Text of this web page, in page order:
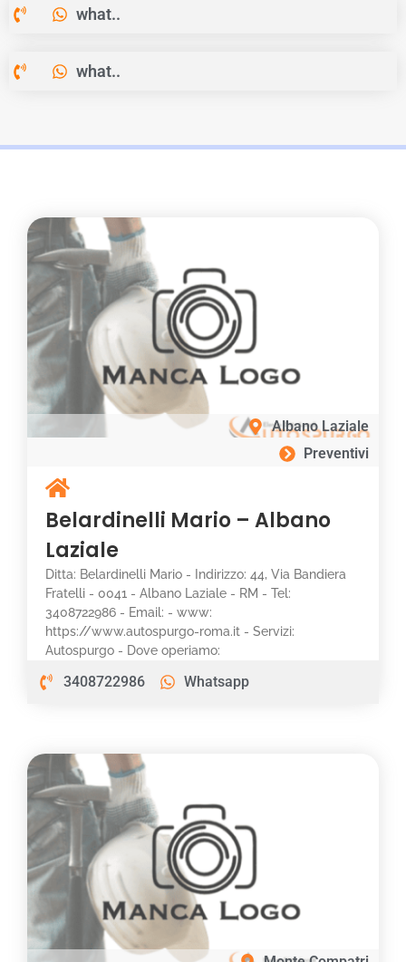
what..
what..
Albano Laziale
Preventivi
Belardinelli Mario – Albano
Laziale
Ditta: Belardinelli Mario - Indirizzo: 44, Via Bandiera
Fratelli - 0041 - Albano Laziale - RM - Tel:
3408722986 - Email: - www:
https://www.autospurgo-roma.it - Servizi:
Autospurgo - Dove operiamo:
3408722986 Whatsapp